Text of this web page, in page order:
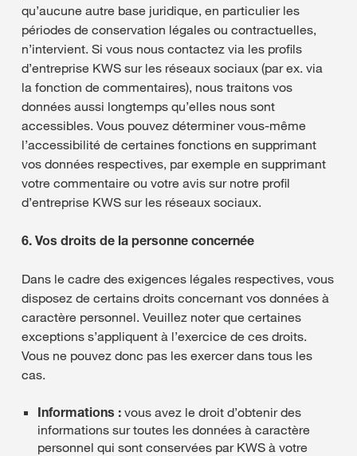
qu’aucune autre base juridique, en particulier les
périodes de conservation légales ou contractuelles,
n’intervient. Si vous nous contactez via les profils
d’entreprise KWS sur les réseaux sociaux (par ex. via
la fonction de commentaires), nous traitons vos
données aussi longtemps qu’elles nous sont
accessibles. Vous pouvez déterminer vous-même
l’accessibilité de certaines fonctions en supprimant
vos données respectives, par exemple en supprimant
votre commentaire ou votre avis sur notre profil
d’entreprise KWS sur les réseaux sociaux.
6. Vos droits de la personne concernée
Dans le cadre des exigences légales respectives, vous
disposez de certains droits concernant vos données à
caractère personnel. Veuillez noter que certaines
exceptions s’appliquent à l’exercice de ces droits.
Vous ne pouvez donc pas les exercer dans tous les
cas.
Informations : vous avez le droit d’obtenir des
informations sur toutes les données à caractère
personnel qui sont conservées par KWS à votre